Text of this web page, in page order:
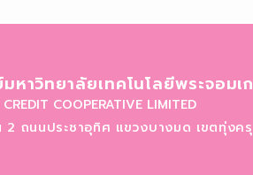
าวิทยาลัยเทคโนโลยีพระจอมเ
COOPERATIVE LIMITED
2 ถนนประชาอุทิศ แขวงบางมด เขตทุ่งครุ